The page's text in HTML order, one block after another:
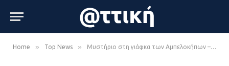
Home » Top News » Μυστήριο στη γιάφκα των Αμπελοκήπων – Γνώριμη των αρχών η μία γυναίκα